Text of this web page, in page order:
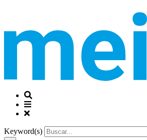
Keyword(s)